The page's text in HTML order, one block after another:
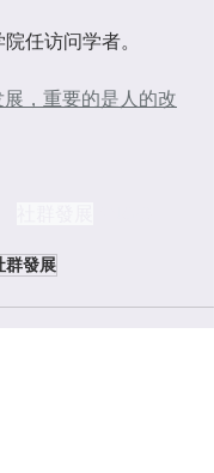
任访问学者。
，重要的是人的改
群發展